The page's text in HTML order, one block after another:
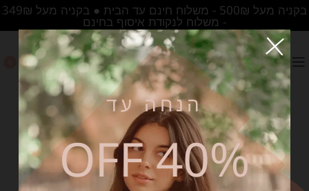
SALE
המלאי
בקניה מעל 500₪ - משלוח חינם עד הבית ● בקניה מעל 349₪
- משלוח לנקודת איסוף בחינם
הנחה עד
40% OFF